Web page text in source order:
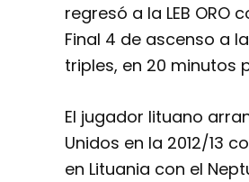
regresó a la LEB ORO
Final 4 de ascenso a
triples, en 20 minutos
El jugador lituano
Unidos en la 2012/13
en Lituania con el